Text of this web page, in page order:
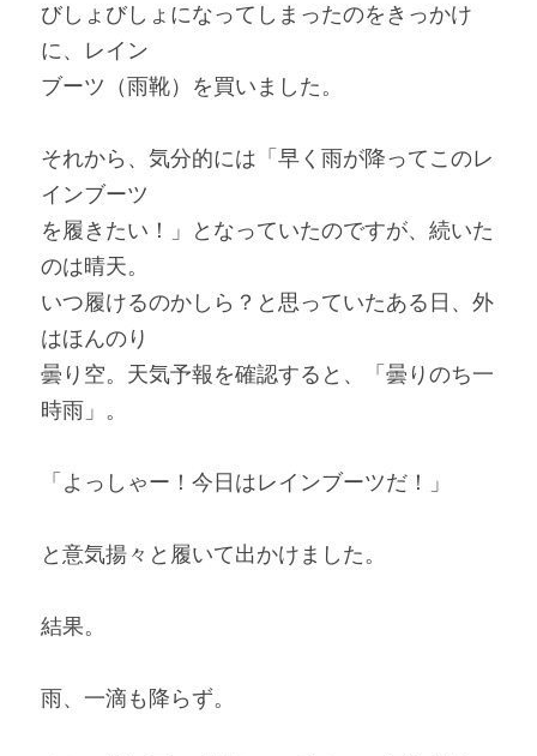
びしょびしょになってしまったのをきっかけ
に、レイン
ブーツ（雨靴）を買いました。
それから、気分的には「早く雨が降ってこのレ
インブーツ
を履きたい！」となっていたのですが、続いた
のは晴天。
いつ履けるのかしら？と思っていたある日、外
はほんのり
曇り空。天気予報を確認すると、「曇りのち一
時雨」。
「よっしゃー！今日はレインブーツだ！」
と意気揚々と履いて出かけました。
結果。
雨、一滴も降らず。